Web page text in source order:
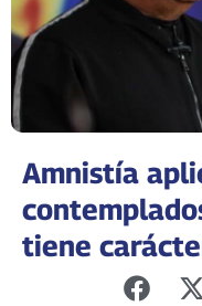
Amnistía
tiene